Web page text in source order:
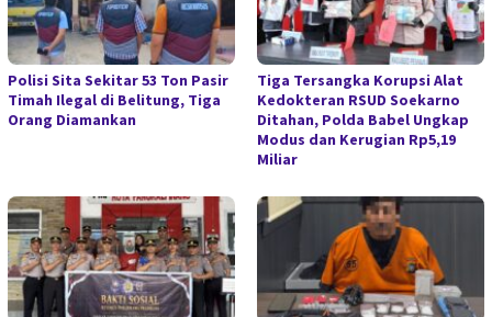
Polisi Sita Sekitar 53 Ton Pasir
Timah Ilegal di Belitung, Tiga
Orang Diamankan
Tiga Tersangka Korupsi Alat
Kedokteran RSUD Soekarno
Ditahan, Polda Babel Ungkap
Modus dan Kerugian Rp5,19
Miliar